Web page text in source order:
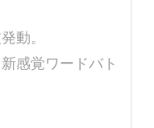
動。
感覚ワードバト